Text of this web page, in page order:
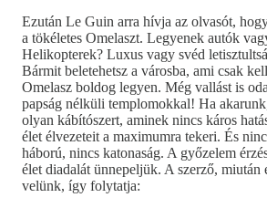
Ezután Le Guin arra hívja az olvasót,
a tökéletes Omelaszt. Legyenek autók
Helikopterek? Luxus vagy svéd
Bármit beletehetsz a városba, ami csak
Omelasz boldog legyen. Még vallást is
papság nélküli templomokkal! Ha
olyan kábítószert, aminek nincs káros
élet élvezeteit a maximumra tekeri. És
háború, nincs katonaság. A győzelem
élet diadalát ünnepeljük. A szerző, miután
velünk, így folytatja: